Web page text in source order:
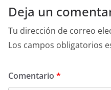
Deja un
Tu dirección de correo
Los campos obligatorios
Comentario *